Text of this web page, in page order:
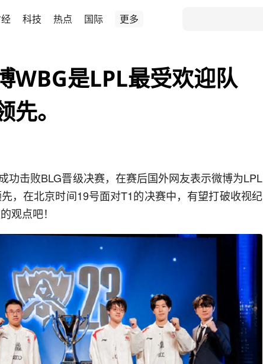
科技 热点 国际 更多
WBG是LPL最受欢迎队
。
功击败BLG晋级决赛，在赛后国外网友表示微博为LPL
，在北京时间19号面对T1的决赛中，有望打破收视纪
观点吧！